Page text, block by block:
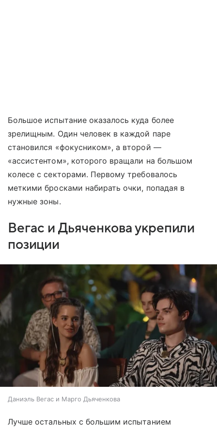
Большое испытание оказалось куда более
зрелищным. Один человек в каждой паре
становился «фокусником», а второй —
«ассистентом», которого вращали на большом
колесе с секторами. Первому требовалось
меткими бросками набирать очки, попадая в
нужные зоны.
Вегас и Дьяченкова укрепили
позиции
Даниэль Вегас и Марго Дьяченкова
Лучше остальных с большим испытанием